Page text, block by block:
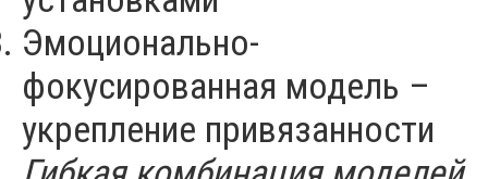
Эмоционально-
фокусированная модель –
укрепление привязанности